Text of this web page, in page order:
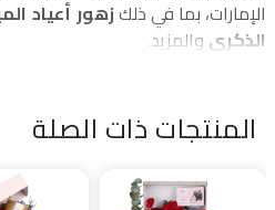
الإمارات، بما في ذلك زهور أعياد
الذكرى والمزيد.
المنتجات ذات الصلة